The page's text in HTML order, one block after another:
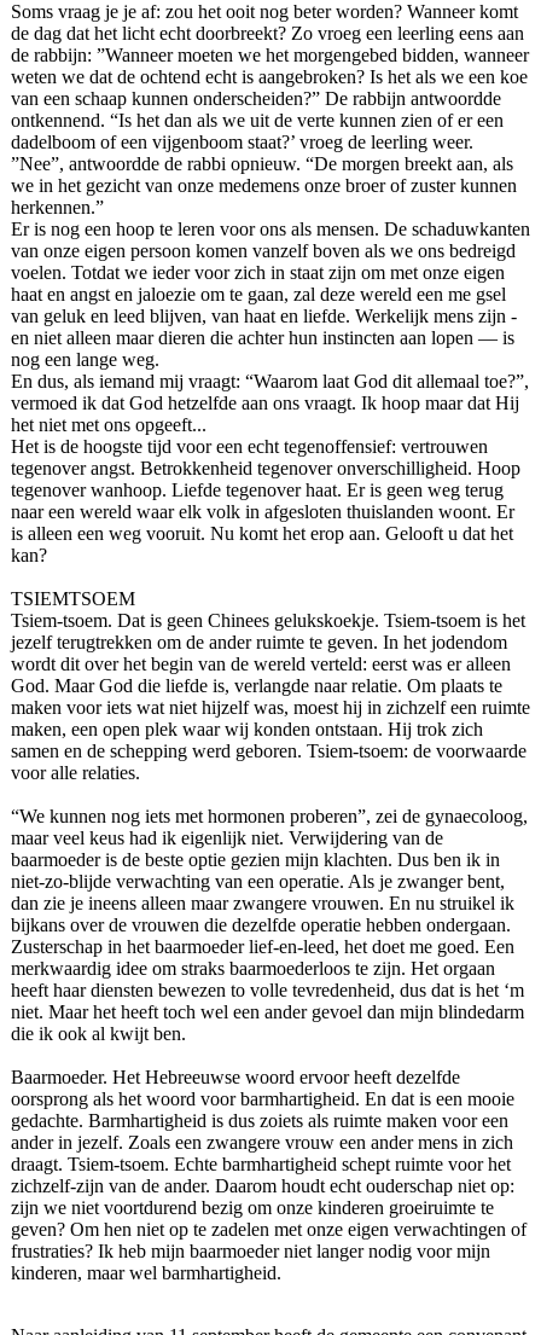
Soms vraag je je af: zou het ooit nog beter worden? Wanneer komt
de dag dat het licht echt doorbreekt? Zo vroeg een leerling eens aan
de rabbijn: ”Wanneer moeten we het morgengebed bidden, wanneer
weten we dat de ochtend echt is aangebroken? Is het als we een koe
van een schaap kunnen onderscheiden?” De rabbijn antwoordde
ontkennend. “Is het dan als we uit de verte kunnen zien of er een
dadelboom of een vijgenboom staat?’ vroeg de leerling weer.
”Nee”, antwoordde de rabbi opnieuw. “De morgen breekt aan, als
we in het gezicht van onze medemens onze broer of zuster kunnen
herkennen.”
Er is nog een hoop te leren voor ons als mensen. De schaduwkanten
van onze eigen persoon komen vanzelf boven als we ons bedreigd
voelen. Totdat we ieder voor zich in staat zijn om met onze eigen
haat en angst en jaloezie om te gaan, zal deze wereld een me gsel
van geluk en leed blijven, van haat en liefde. Werkelijk mens zijn -
en niet alleen maar dieren die achter hun instincten aan lopen — is
nog een lange weg.
En dus, als iemand mij vraagt: “Waarom laat God dit allemaal toe?”,
vermoed ik dat God hetzelfde aan ons vraagt. Ik hoop maar dat Hij
het niet met ons opgeeft...
Het is de hoogste tijd voor een echt tegenoffensief: vertrouwen
tegenover angst. Betrokkenheid tegenover onverschilligheid. Hoop
tegenover wanhoop. Liefde tegenover haat. Er is geen weg terug
naar een wereld waar elk volk in afgesloten thuislanden woont. Er
is alleen een weg vooruit. Nu komt het erop aan. Gelooft u dat het
kan?
TSIEMTSOEM
Tsiem-tsoem. Dat is geen Chinees gelukskoekje. Tsiem-tsoem is het
jezelf terugtrekken om de ander ruimte te geven. In het jodendom
wordt dit over het begin van de wereld verteld: eerst was er alleen
God. Maar God die liefde is, verlangde naar relatie. Om plaats te
maken voor iets wat niet hijzelf was, moest hij in zichzelf een ruimte
maken, een open plek waar wij konden ontstaan. Hij trok zich
samen en de schepping werd geboren. Tsiem-tsoem: de voorwaarde
voor alle relaties.
“We kunnen nog iets met hormonen proberen”, zei de gynaecoloog,
maar veel keus had ik eigenlijk niet. Verwijdering van de
baarmoeder is de beste optie gezien mijn klachten. Dus ben ik in
niet-zo-blijde verwachting van een operatie. Als je zwanger bent,
dan zie je ineens alleen maar zwangere vrouwen. En nu struikel ik
bijkans over de vrouwen die dezelfde operatie hebben ondergaan.
Zusterschap in het baarmoeder lief-en-leed, het doet me goed. Een
merkwaardig idee om straks baarmoederloos te zijn. Het orgaan
heeft haar diensten bewezen to volle tevredenheid, dus dat is het ‘m
niet. Maar het heeft toch wel een ander gevoel dan mijn blindedarm
die ik ook al kwijt ben.
Baarmoeder. Het Hebreeuwse woord ervoor heeft dezelfde
oorsprong als het woord voor barmhartigheid. En dat is een mooie
gedachte. Barmhartigheid is dus zoiets als ruimte maken voor een
ander in jezelf. Zoals een zwangere vrouw een ander mens in zich
draagt. Tsiem-tsoem. Echte barmhartigheid schept ruimte voor het
zichzelf-zijn van de ander. Daarom houdt echt ouderschap niet op:
zijn we niet voortdurend bezig om onze kinderen groeiruimte te
geven? Om hen niet op te zadelen met onze eigen verwachtingen of
frustraties? Ik heb mijn baarmoeder niet langer nodig voor mijn
kinderen, maar wel barmhartigheid.